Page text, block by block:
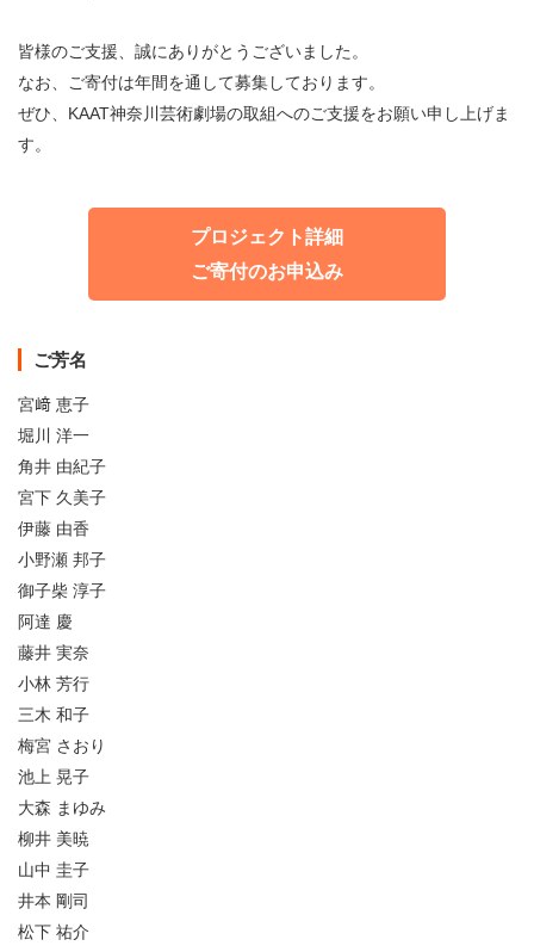
皆様のご支援、誠にありがとうございました。
なお、ご寄付は年間を通して募集しております。
ぜひ、KAAT神奈川芸術劇場の取組へのご支援をお願い申し上げま
す。
プロジェクト詳細
ご寄付のお申込み
ご芳名
宮﨑 恵子
堀川 洋一
角井 由紀子
宮下 久美子
伊藤 由香
小野瀬 邦子
御子柴 淳子
阿達 慶
藤井 実奈
小林 芳行
三木 和子
梅宮 さおり
池上 晃子
大森 まゆみ
柳井 美暁
山中 圭子
井本 剛司
松下 祐介